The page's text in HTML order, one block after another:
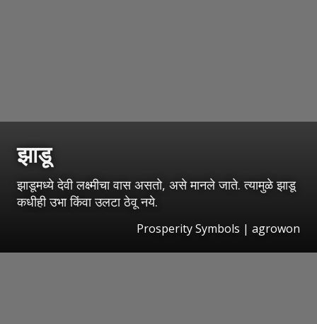
झाडू
झाडूमध्ये देवी लक्ष्मीचा वास असतो, असे मानले जाते. त्यामुळे झाडू
कधीही उभा किंवा उलटा ठेवू नये.
Prosperity Symbols | agrowon